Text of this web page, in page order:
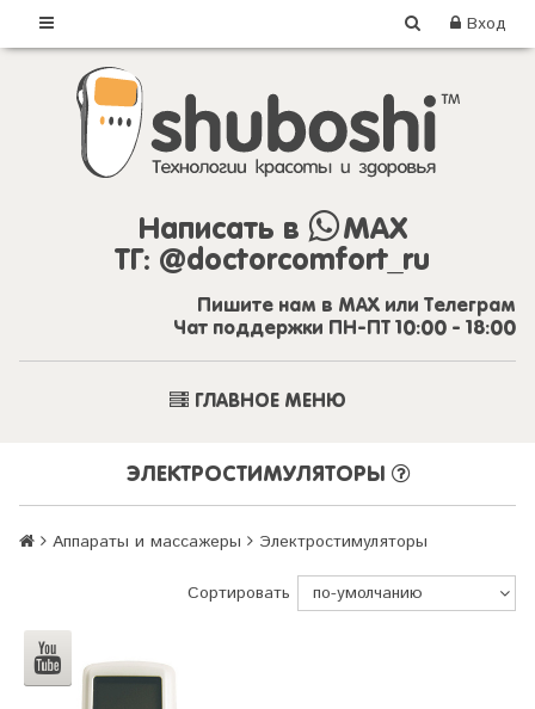
Вход
Написать в
MAX
ТГ: @doctorcomfort_ru
Пишите нам в MAX или Телеграм
Чат поддержки ПН-ПТ 10:00 - 18:00
ГЛАВНОЕ МЕНЮ
ЭЛЕКТРОСТИМУЛЯТОРЫ
Аппараты и массажеры Электростимуляторы
Сортировать